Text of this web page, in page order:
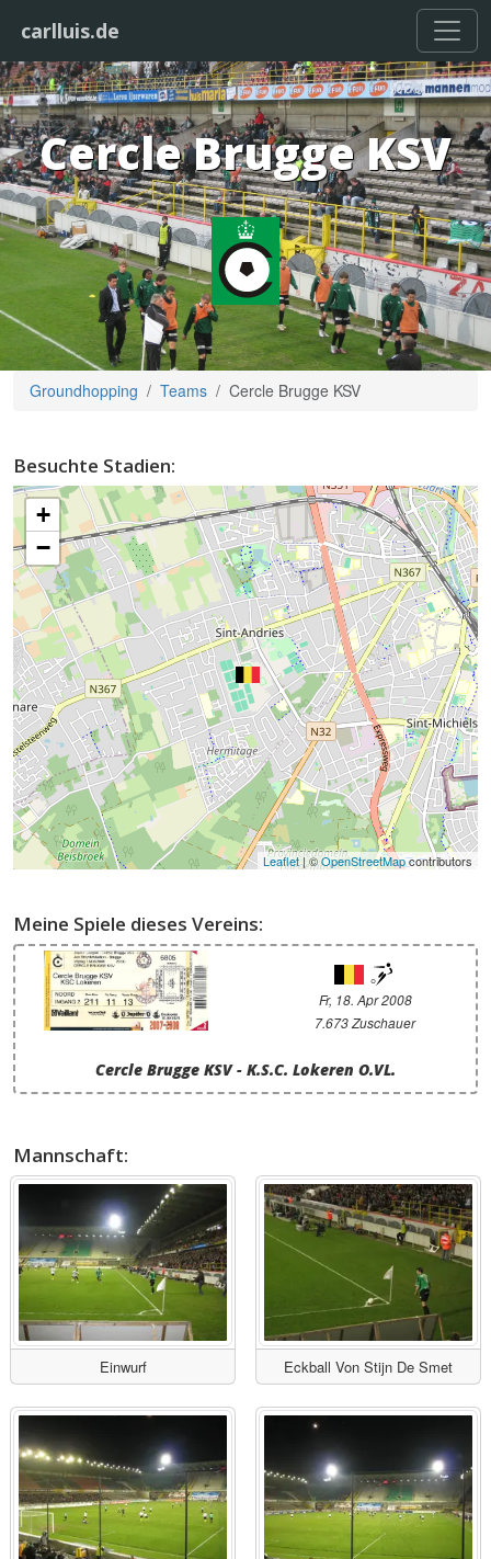
carlluis.de
Cercle Brugge KSV
Groundhopping Teams Cercle Brugge KSV
Besuchte Stadien:
+
−
Leaflet| ©OpenStreetMapcontributors
Meine Spiele dieses Vereins:
Fr, 18. Apr 2008
7.673 Zuschauer
Cercle Brugge KSV - K.S.C. Lokeren O.VL.
Mannschaft:
Einwurf Eckball Von Stijn De Smet